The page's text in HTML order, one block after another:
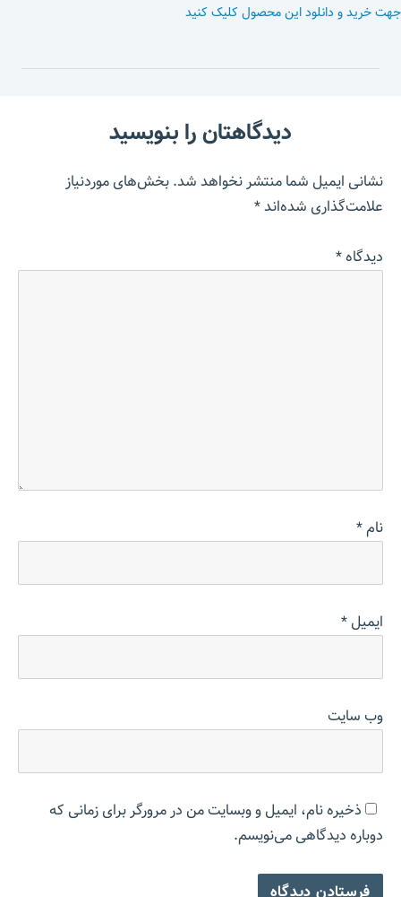
جهت خرید و دانلود این محصول کلیک کنید
دیدگاهتان را بنویسید
نشانی ایمیل شما منتشر نخواهد شد.بخش‌های موردنیاز
علامت‌گذاری شده‌اند*
دیدگاه*
نام*
ایمیل*
وب‌ سایت
ذخیره نام، ایمیل و وبسایت من در مرورگر برای زمانی که
دوباره دیدگاهی می‌نویسم.